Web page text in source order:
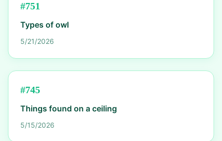
#751
Types of owl
5/21/2026
#745
Things found on a ceiling
5/15/2026